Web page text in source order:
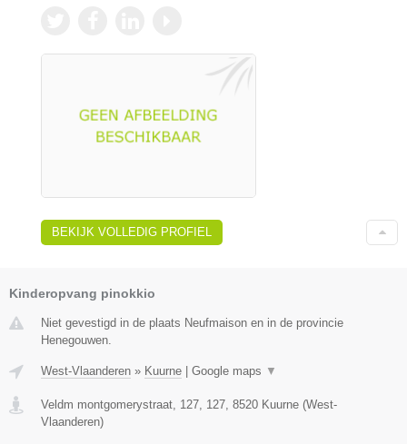
BEKIJK VOLLEDIG PROFIEL
Kinderopvang pinokkio
Niet gevestigd in de plaats Neufmaison en in de provincie
Henegouwen.
West-Vlaanderen » Kuurne | Google maps ▼
Veldm montgomerystraat, 127, 127 8520 Kuurne (West-
Vlaanderen)